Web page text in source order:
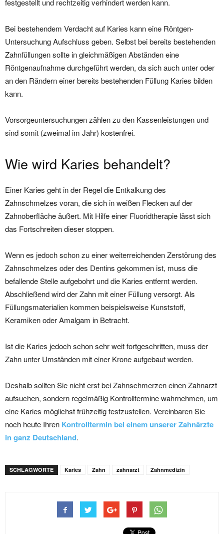
festgestellt und rechtzeitig verhindert werden kann.
Bei bestehendem Verdacht auf Karies kann eine Röntgen-
Untersuchung Aufschluss geben. Selbst bei bereits bestehenden
Zahnfüllungen sollte in gleichmäßigen Abständen eine
Röntgenaufnahme durchgeführt werden, da sich auch unter oder
an den Rändern einer bereits bestehenden Füllung Karies bilden
kann.
Vorsorgeuntersuchungen zählen zu den Kassenleistungen und
sind somit (zweimal im Jahr) kostenfrei.
Wie wird Karies behandelt?
Einer Karies geht in der Regel die Entkalkung des
Zahnschmelzes voran, die sich in weißen Flecken auf der
Zahnoberfläche äußert. Mit Hilfe einer Fluoridtherapie lässt sich
das Fortschreiten dieser stoppen.
Wenn es jedoch schon zu einer weiterreichenden Zerstörung des
Zahnschmelzes oder des Dentins gekommen ist, muss die
befallende Stelle aufgebohrt und die Karies entfernt werden.
Abschließend wird der Zahn mit einer Füllung versorgt. Als
Füllungsmaterialien kommen beispielsweise Kunststoff,
Keramiken oder Amalgam in Betracht.
Ist die Karies jedoch schon sehr weit fortgeschritten, muss der
Zahn unter Umständen mit einer Krone aufgebaut werden.
Deshalb sollten Sie nicht erst bei Zahnschmerzen einen Zahnarzt
aufsuchen, sondern regelmäßig Kontrolltermine wahrnehmen, um
eine Karies möglichst frühzeitig festzustellen. Vereinbaren Sie
noch heute Ihren Kontrolltermin bei einem unserer Zahnärzte
in ganz Deutschland.
SCHLAGWORTE Karies Zahn zahnarzt Zahnmedizin